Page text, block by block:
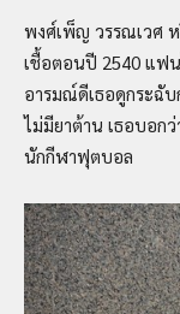
พงศ์เพ็ญ วรรณเวศ
เชื้อตอนปี 2540 แฟ
อารมณ์ดีเธอดูกระฉั
ไม่มียาต้าน เธอบอก
นักกีฬาฟุตบอล